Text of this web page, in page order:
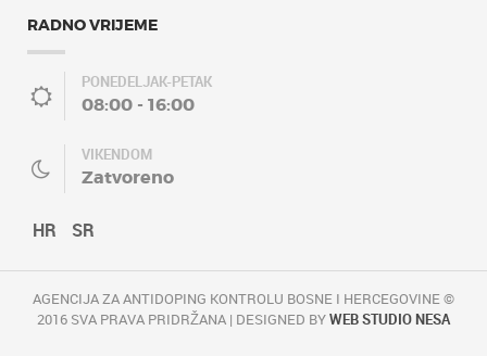
RADNO VRIJEME
PONEDELJAK-PETAK
08:00 - 16:00
VIKENDOM
Zatvoreno
HR SR
AGENCIJA ZA ANTIDOPING KONTROLU BOSNE I HERCEGOVINE ©
2016 SVA PRAVA PRIDRŽANA | DESIGNED BYWEB STUDIO NESA